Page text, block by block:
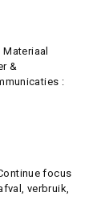
Materiaal
&
:
focus
verbruik,